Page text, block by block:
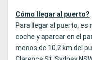
Cómo llegar al puerto?
Para llegar al puerto, es
coche y aparcar en el
menos de 10.2 km del